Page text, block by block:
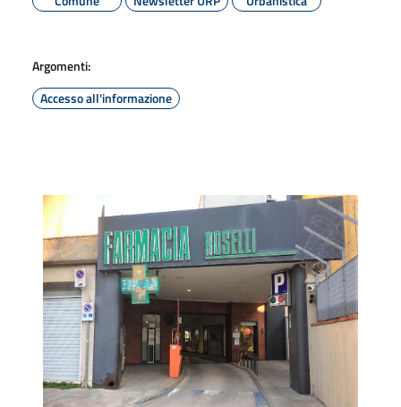
Argomenti:
Accesso all'informazione